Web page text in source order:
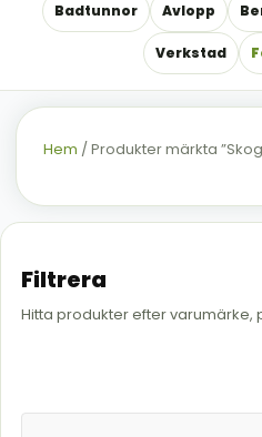
Badtunnor Avlopp
Verkstad
Hem / Produkter märkta
Filtrera
Hitta produkter efter varumärke,